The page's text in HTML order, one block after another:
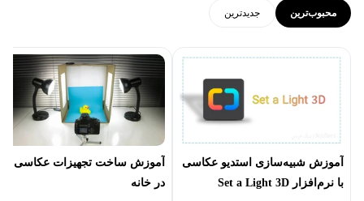
محبوب‌ترین جدید‌ترین
آموزش شبیه‌سازی استدیو عکاسی
با نرم‌افزار Set a Light 3D
آموزش ساخت تجهیزات عکاسی
در خانه